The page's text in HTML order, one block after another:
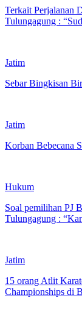
Terkait Perjalanan
Tulungagung :
Jatim
Sebar Bingkisan
Jatim
Korban Bebecana
Hukum
Soal pemilihan PJ
Tulungagung :
Jatim
15 orang Atlit
Championships di